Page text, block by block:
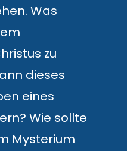
Was
zu
dieses
eines
Wie sollte
Mysterium